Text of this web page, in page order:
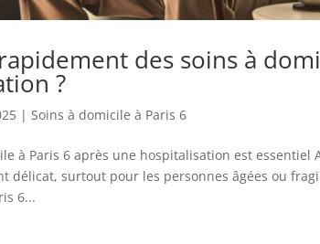
des soins à
?
|Soins à domicile à Paris 6
à Paris 6 après une hospitalisation est essentiel
délicat, surtout pour les personnes âgées ou
6...